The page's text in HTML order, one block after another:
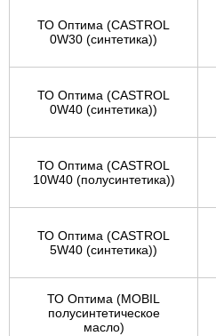
ТО Оптима (CASTROL
0W30 (синтетика))
ТО Оптима (CASTROL
0W40 (синтетика))
ТО Оптима (CASTROL
10W40 (полусинтетика))
ТО Оптима (CASTROL
5W40 (синтетика))
ТО Оптима (MOBIL
полусинтетическое
масло)